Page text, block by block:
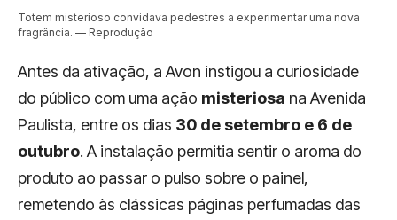
Totem misterioso convidava pedestres a experimentar uma nova
fragrância. — Reprodução
Antes da ativação, a Avon instigou a curiosidade
do público com uma ação misteriosa na Avenida
Paulista, entre os dias 30 de setembro e 6 de
outubro. A instalação permitia sentir o aroma do
produto ao passar o pulso sobre o painel,
remetendo às clássicas páginas perfumadas das